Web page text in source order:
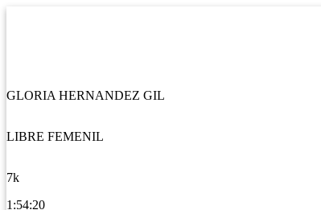
GLORIA HERNANDEZ GIL
LIBRE FEMENIL
7k
1:54:20